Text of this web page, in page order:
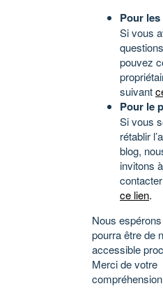
Pour
Si vous
pouvez
suivant
Pour le
Si vous
rétablir
blog,
invitons
ce lien.
Nous
pourra être de
accessible
Merci de votre